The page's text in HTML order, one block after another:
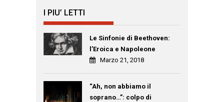
I PIU’ LETTI
Le Sinfonie di Beethoven:
l’Eroica e Napoleone
Marzo 21, 2018
“Ah, non abbiamo il
soprano…”: colpo di